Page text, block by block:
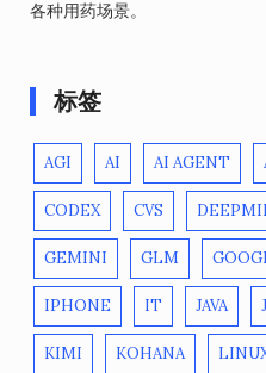
各种用药场景。
标签
AGI AI AI AGENT
CODEX CVS
GEMINI GLM
IPHONE IT JAVA
KIMI KOHANA